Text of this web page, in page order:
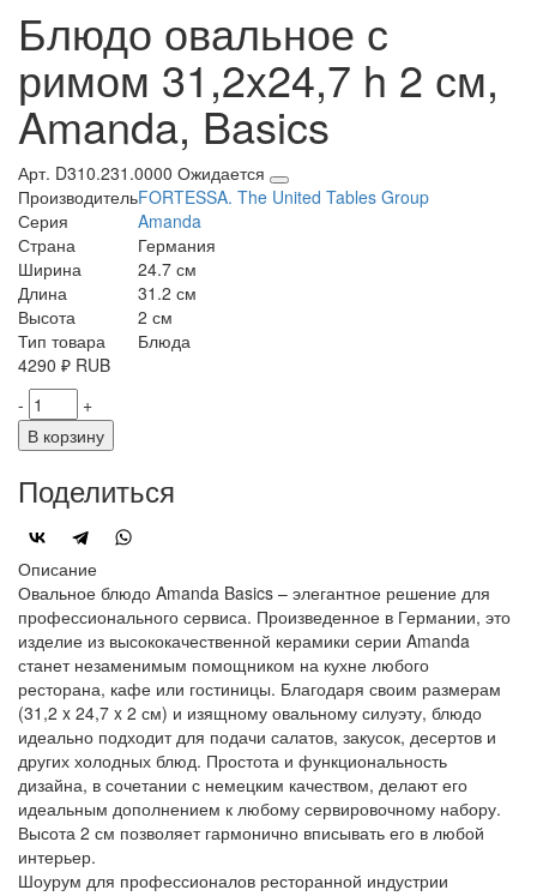
Блюдо овальное с
римом 31,2x24,7 h 2 см,
Amanda, Basics
Арт. D310.231.0000 Ожидается
ПроизводительFORTESSA. The United Tables Group
Серия
Amanda
Страна
Германия
Ширина
24.7 см
Длина
31.2 см
Высота
2 см
Тип товара
Блюда
4290 ₽ RUB
-
+
В корзину
Поделиться
Описание
Овальное блюдо Amanda Basics – элегантное решение для
профессионального сервиса. Произведенное в Германии, это
изделие из высококачественной керамики серии Amanda
станет незаменимым помощником на кухне любого
ресторана, кафе или гостиницы. Благодаря своим размерам
(31,2 x 24,7 x 2 см) и изящному овальному силуэту, блюдо
идеально подходит для подачи салатов, закусок, десертов и
других холодных блюд. Простота и функциональность
дизайна, в сочетании с немецким качеством, делают его
идеальным дополнением к любому сервировочному набору.
Высота 2 см позволяет гармонично вписывать его в любой
интерьер.
Шоурум для профессионалов ресторанной индустрии